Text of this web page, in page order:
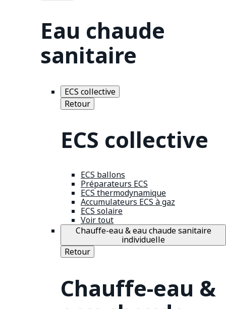
Eau chaude
sanitaire
ECS collective
Retour
ECS collective
ECS ballons
Préparateurs ECS
ECS thermodynamique
Accumulateurs ECS à gaz
ECS solaire
Voir tout
Chauffe-eau & eau chaude sanitaire
individuelle
Retour
Chauffe-eau &